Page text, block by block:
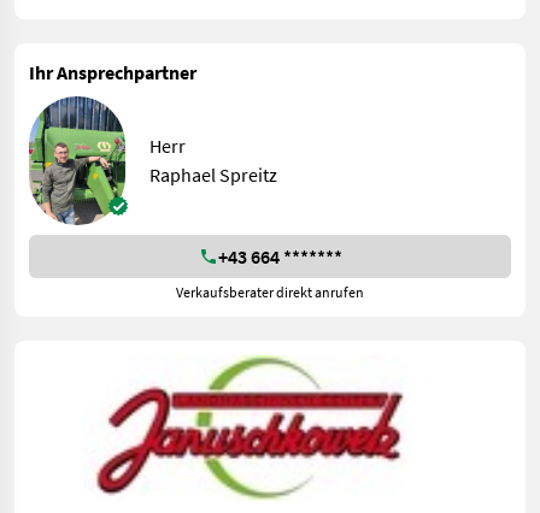
Ihr Ansprechpartner
Herr
Raphael Spreitz
+43 664 *******
Verkaufsberater direkt anrufen